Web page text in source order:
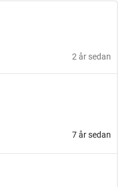
2 år sedan
7 år sedan